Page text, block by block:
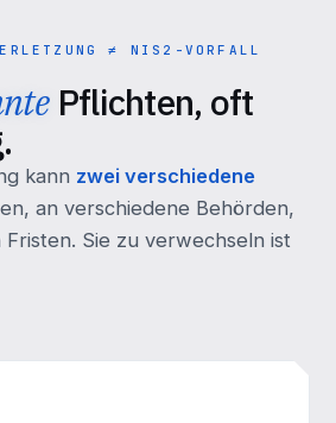
≠ NIS2-VORFALL
Pflichten, oft
kann zwei verschiedene
an verschiedene Behörden,
Sie zu verwechseln ist